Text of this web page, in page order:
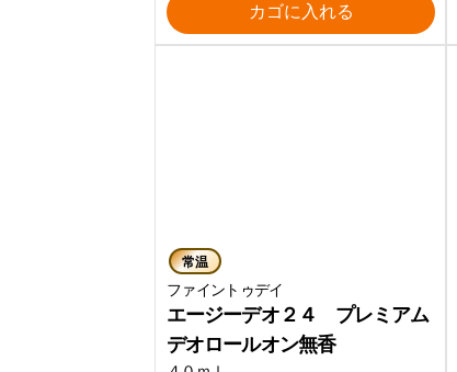
カゴに入れる
常温
ファイントゥデイ
エージーデオ２４ プレミアム
デオロールオン無香